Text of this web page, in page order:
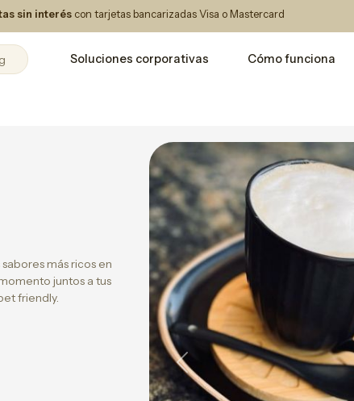
sin interés con tarjetas bancarizadas Visa o Mastercard
Soluciones corporativas Cómo funciona
más ricos en
juntos a tus
friendly.
Previous